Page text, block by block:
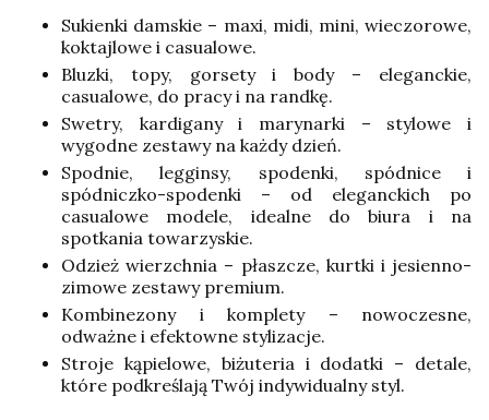
Sukienki damskie – maxi, midi, mini, wieczorowe,
koktajlowe i casualowe.
Bluzki, topy, gorsety i body – eleganckie,
casualowe, do pracy i na randkę.
Swetry, kardigany i marynarki – stylowe i
wygodne zestawy na każdy dzień.
Spodnie, legginsy, spodenki, spódnice i
spódniczko-spodenki – od eleganckich po
casualowe modele, idealne do biura i na
spotkania towarzyskie.
Odzież wierzchnia – płaszcze, kurtki i jesienno-
zimowe zestawy premium.
Kombinezony i komplety – nowoczesne,
odważne i efektowne stylizacje.
Stroje kąpielowe, biżuteria i dodatki – detale,
które podkreślają Twój indywidualny styl.